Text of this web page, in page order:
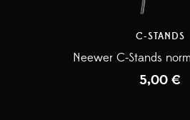
C-STANDS
Neewer C-Stands
5,00 €